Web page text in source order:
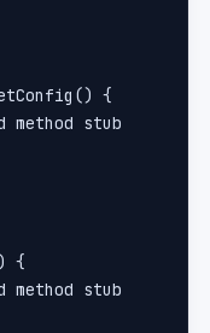
{
method stub
{
method stub